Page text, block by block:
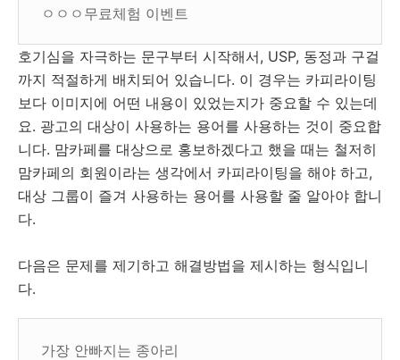
ㅇㅇㅇ무료체험 이벤트
호기심을 자극하는 문구부터 시작해서, USP, 동정과 구걸
까지 적절하게 배치되어 있습니다. 이 경우는 카피라이팅
보다 이미지에 어떤 내용이 있었는지가 중요할 수 있는데
요. 광고의 대상이 사용하는 용어를 사용하는 것이 중요합
니다. 맘카페를 대상으로 홍보하겠다고 했을 때는 철저히
맘카페의 회원이라는 생각에서 카피라이팅을 해야 하고,
대상 그룹이 즐겨 사용하는 용어를 사용할 줄 알아야 합니
다.
다음은 문제를 제기하고 해결방법을 제시하는 형식입니
다.
가장 안빠지는 종아리